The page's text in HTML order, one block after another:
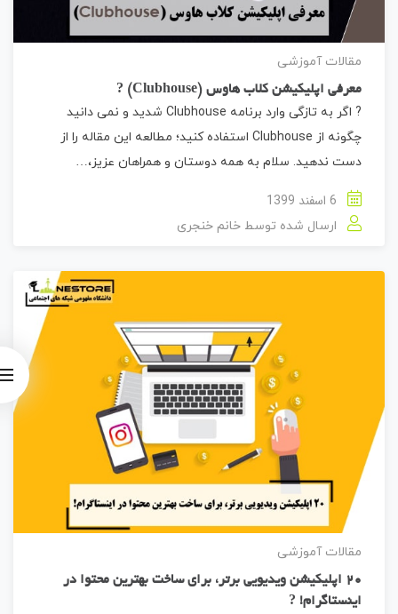
مقالات آموزشی
معرفی اپلیکیشن کلاب هاوس (Clubhouse) ?
? اگر به تازگی وارد برنامه Clubhouse شدید و نمی دانید
چگونه از Clubhouse استفاده کنید؛ مطالعه این مقاله را از
دست ندهید. سلام به همه دوستان و همراهان عزیز،…
ارسال شده توسط خانم خنجری
مقالات آموزشی
20 اپلیکیشن ویدیویی برتر، برای ساخت بهترین محتوا در
اینستاگرام! ?